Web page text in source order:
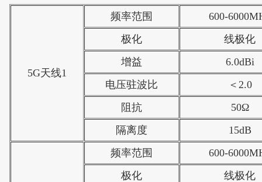
5G天线1
频率范围
600-
极化
线极化
增益
6.0dBi
电压驻波比
＜2.0
阻抗
50Ω
隔离度
15dB
频率范围
600-
极化
线极化